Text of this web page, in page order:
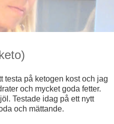
testa på ketogen kost och jag
och mycket goda fetter.
Testade idag på ett nytt
och mättande.